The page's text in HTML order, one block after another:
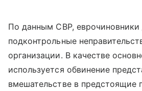
По данным СВР, еврочиновники
подконтрольные
организации. В качестве
используется обвинение
вмешательстве в предстоящие